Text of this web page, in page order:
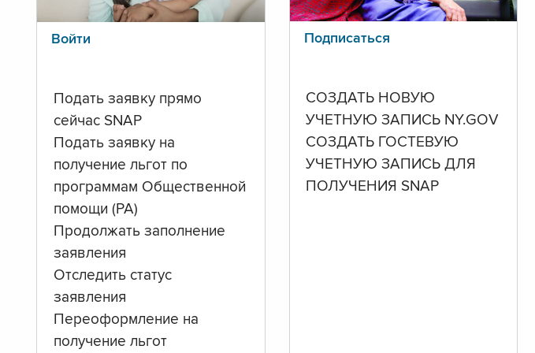
Войти
Подать заявку прямо
сейчас SNAP
Подать заявку на
получение льгот по
программам Общественной
помощи (PA)
Продолжать заполнение
заявления
Отследить статус
заявления
Переоформление на
получение льгот
Подписаться
СОЗДАТЬ НОВУЮ
УЧЕТНУЮ ЗАПИСЬ NY.GOV
СОЗДАТЬ ГОСТЕВУЮ
УЧЕТНУЮ ЗАПИСЬ ДЛЯ
ПОЛУЧЕНИЯ SNAP